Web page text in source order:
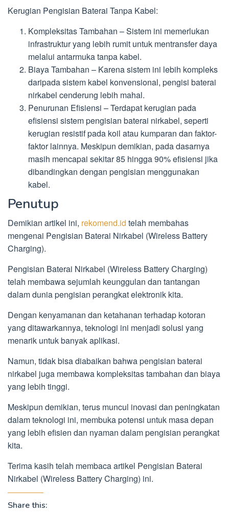
Kerugian Pengisian Baterai Tanpa Kabel:
Kompleksitas Tambahan – Sistem ini memerlukan
infrastruktur yang lebih rumit untuk mentransfer daya
melalui antarmuka tanpa kabel.
Biaya Tambahan – Karena sistem ini lebih kompleks
daripada sistem kabel konvensional, pengisi baterai
nirkabel cenderung lebih mahal.
Penurunan Efisiensi – Terdapat kerugian pada
efisiensi sistem pengisian baterai nirkabel, seperti
kerugian resistif pada koil atau kumparan dan faktor-
faktor lainnya. Meskipun demikian, pada dasarnya
masih mencapai sekitar 85 hingga 90% efisiensi jika
dibandingkan dengan pengisian menggunakan
kabel.
Penutup
Demikian artikel ini, rekomend.id telah membahas
mengenai Pengisian Baterai Nirkabel (Wireless Battery
Charging).
Pengisian Baterai Nirkabel (Wireless Battery Charging)
telah membawa sejumlah keunggulan dan tantangan
dalam dunia pengisian perangkat elektronik kita.
Dengan kenyamanan dan ketahanan terhadap kotoran
yang ditawarkannya, teknologi ini menjadi solusi yang
menarik untuk banyak aplikasi.
Namun, tidak bisa diabaikan bahwa pengisian baterai
nirkabel juga membawa kompleksitas tambahan dan biaya
yang lebih tinggi.
Meskipun demikian, terus muncul inovasi dan peningkatan
dalam teknologi ini, membuka potensi untuk masa depan
yang lebih efisien dan nyaman dalam pengisian perangkat
kita.
Terima kasih telah membaca artikel Pengisian Baterai
Nirkabel (Wireless Battery Charging) ini.
Share this: